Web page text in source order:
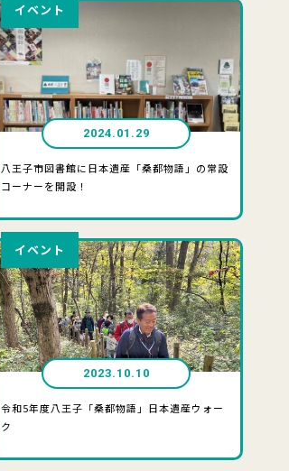
イベント
2024.01.29
八王子市図書館に日本遺産「桑都物語」の常設
コーナーを開設！
イベント
2023.10.10
令和5年度八王子「桑都物語」日本遺産ウォー
ク